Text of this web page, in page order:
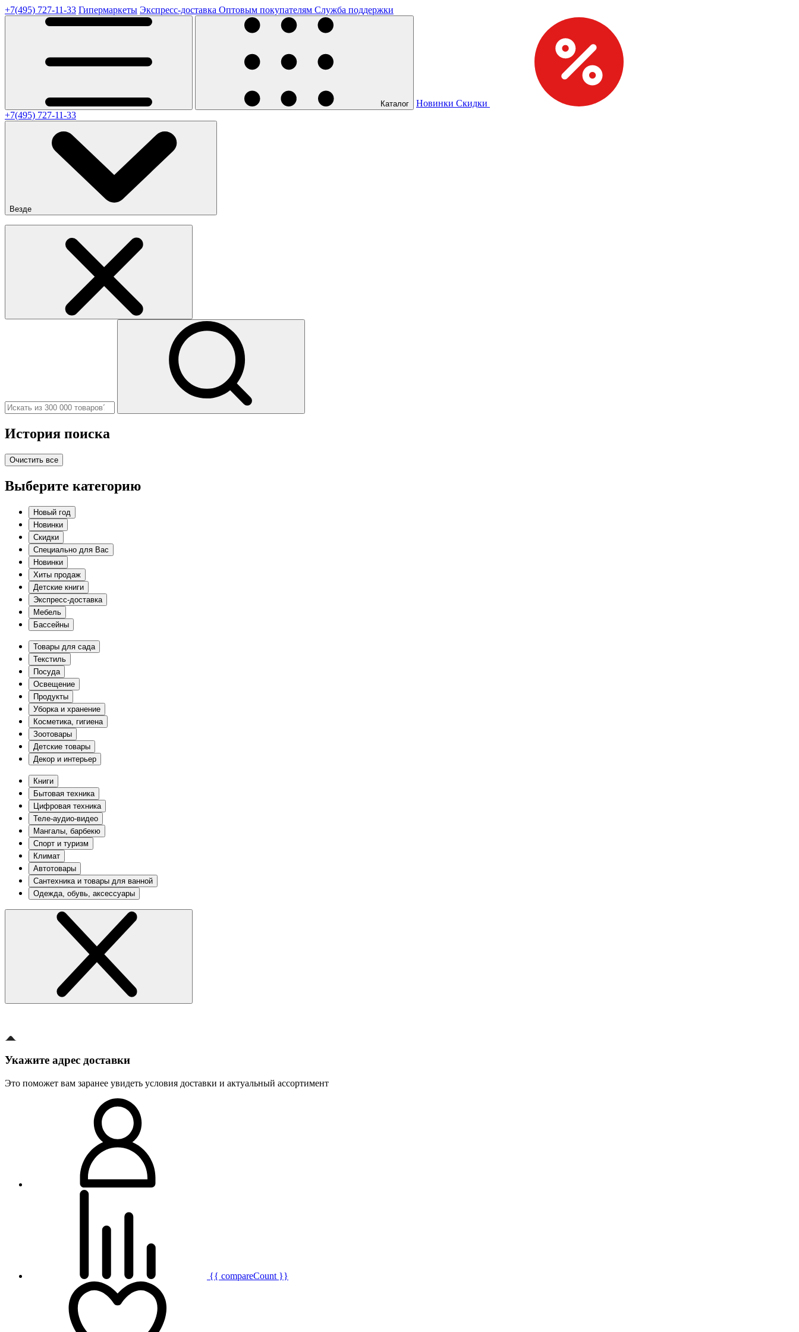
+7(495) 727-11-33 Гипермаркеты Экспресс-доставка Оптовым покупателям Служба поддержки
Каталог Новинки Скидки
+7(495) 727-11-33
Везде
История поиска
Очистить все
Выберите категорию
Новый год
Новинки
Скидки
Специально для Вас
Новинки
Хиты продаж
Детские книги
Экспресс-доставка
Мебель
Бассейны
Товары для сада
Текстиль
Посуда
Освещение
Продукты
Уборка и хранение
Косметика, гигиена
Зоотовары
Детские товары
Декор и интерьер
Книги
Бытовая техника
Цифровая техника
Теле-аудио-видео
Мангалы, барбекю
Спорт и туризм
Климат
Автотовары
Сантехника и товары для ванной
Одежда, обувь, аксессуары
Укажите адрес доставки
Это поможет вам заранее увидеть условия доставки и актуальный ассортимент
{{ compareCount }}